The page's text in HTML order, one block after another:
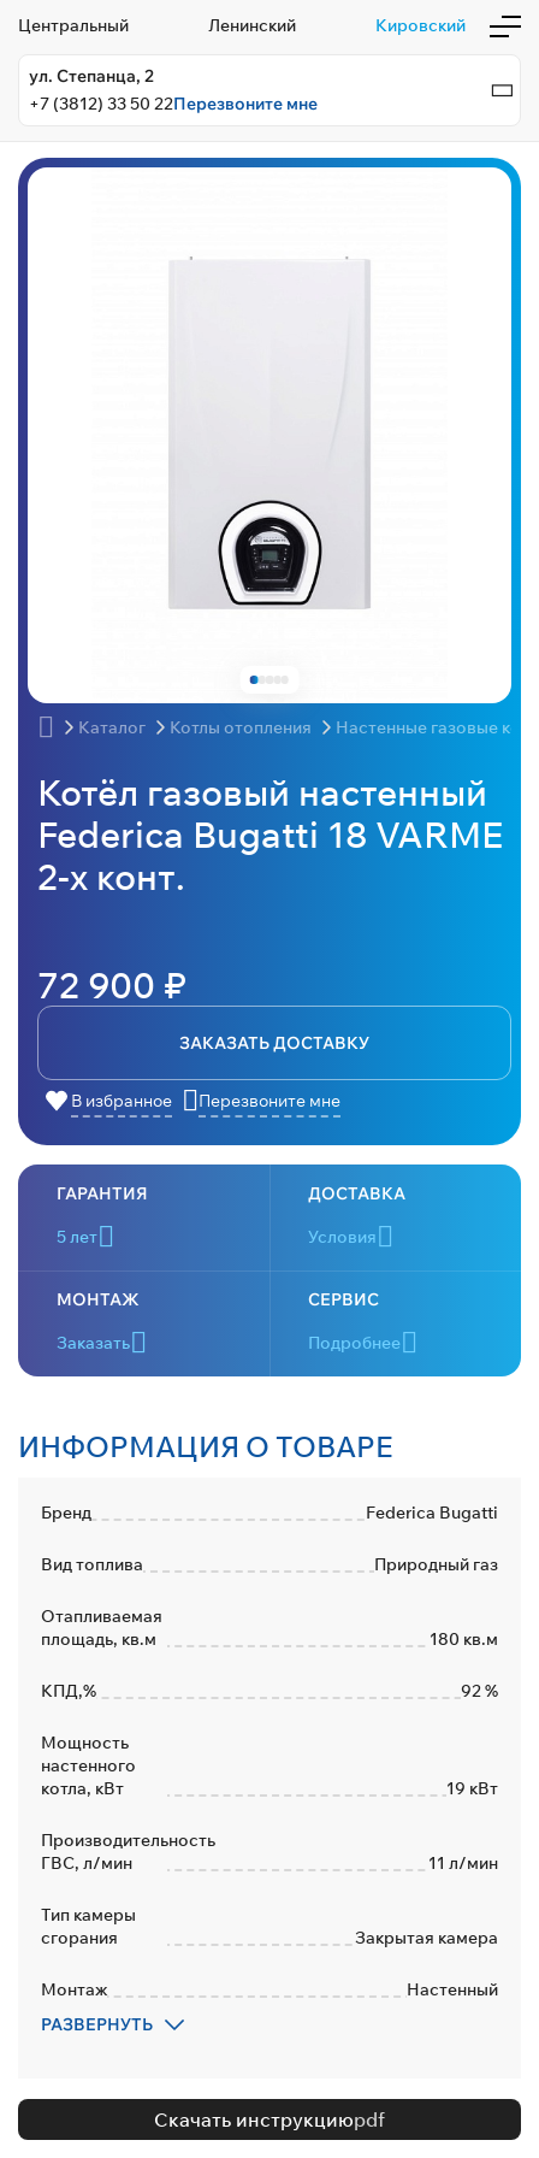
Центральный Ленинский Кировский
ул. Степанца, 2
+7 (3812) 33 50 22Перезвоните мне
Каталог Котлы отопления Настенные газовые
Котёл газовый настенный
Federica Bugatti 18 VARME
2-х конт.
72 900 ₽
ЗАКАЗАТЬ ДОСТАВКУ
В избранное Перезвоните мне
ГАРАНТИЯ
5 лет
ДОСТАВКА
Условия
МОНТАЖ
Заказать
СЕРВИС
Подробнее
ИНФОРМАЦИЯ О ТОВАРЕ
Бренд Federica Bugatti
Вид топлива Природный газ
Отапливаемая
площадь, кв.м
180 кв.м
КПД,% 92 %
Мощность
настенного
котла, кВт
19 кВт
Производительность
ГВС, л/мин
11 л/мин
Тип камеры
сгорания
Закрытая камера
Монтаж Настенный
Коаксиальный
РАЗВЕРНУТЬ
Скачать инструкциюpdf